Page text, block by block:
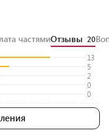
частямиОтзывы 20
13
5
2
0
0